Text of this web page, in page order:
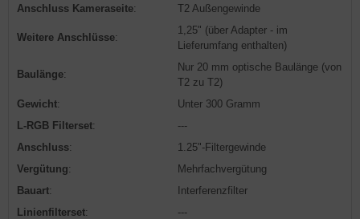
Anschluss Kameraseite: T2 Außengewinde
Weitere Anschlüsse:
1,25" (über Adapter - im
Lieferumfang enthalten)
Baulänge:
Nur 20 mm optische Baulänge (von
T2 zu T2)
Gewicht:
Unter 300 Gramm
L-RGB Filterset:
---
Anschluss:
1.25"-Filtergewinde
Vergütung:
Mehrfachvergütung
Bauart:
Interferenzfilter
Linienfilterset:
---